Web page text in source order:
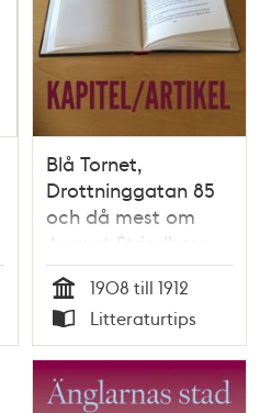
Blå Tornet,
Drottninggatan 85
och då mest om
August Strindberg
och hans tid i huset
/ Meg Egeland
Tid
1908 till 1912
Typ
Litteraturtips